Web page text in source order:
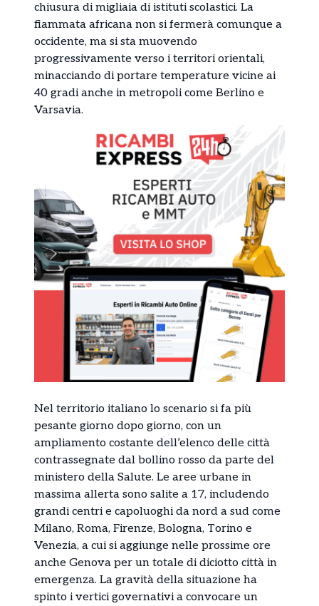
chiusura di migliaia di istituti scolastici. La
fiammata africana non si fermerà comunque a
occidente, ma si sta muovendo
progressivamente verso i territori orientali,
minacciando di portare temperature vicine ai
40 gradi anche in metropoli come Berlino e
Varsavia.
Nel territorio italiano lo scenario si fa più
pesante giorno dopo giorno, con un
ampliamento costante dell’elenco delle città
contrassegnate dal bollino rosso da parte del
ministero della Salute. Le aree urbane in
massima allerta sono salite a 17, includendo
grandi centri e capoluoghi da nord a sud come
Milano, Roma, Firenze, Bologna, Torino e
Venezia, a cui si aggiunge nelle prossime ore
anche Genova per un totale di diciotto città in
emergenza. La gravità della situazione ha
spinto i vertici governativi a convocare un